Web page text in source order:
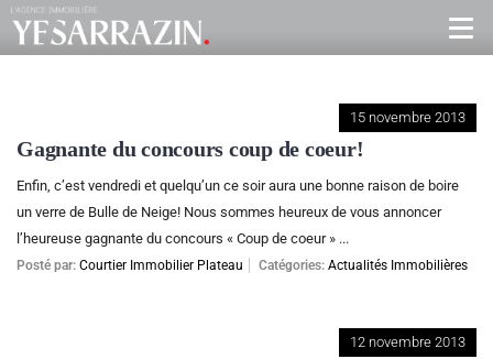
15 novembre 2013
Gagnante du concours coup de coeur!
Enfin, c’est vendredi et quelqu’un ce soir aura une bonne raison de boire
un verre de Bulle de Neige! Nous sommes heureux de vous annoncer
l’heureuse gagnante du concours « Coup de coeur » ...
Posté par: Courtier Immobilier Plateau Catégories: Actualités Immobilières
12 novembre 2013